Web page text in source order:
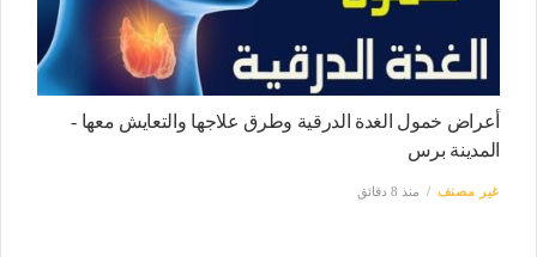
أعراض خمول الغدة الدرقية وطرق علاجها والتعايش معها -
المدينة برس
غير مصنف منذ 8 دقائق